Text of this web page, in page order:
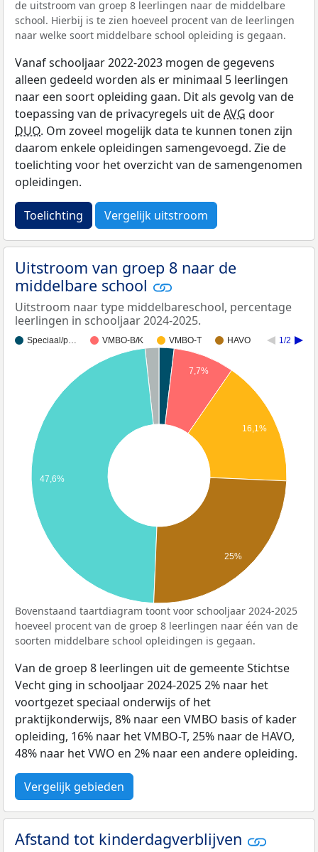
de uitstroom van groep 8 leerlingen naar de middelbare
school. Hierbij is te zien hoeveel procent van de leerlingen
naar welke soort middelbare school opleiding is gegaan.
Vanaf schooljaar 2022-2023 mogen de gegevens
alleen gedeeld worden als er minimaal 5 leerlingen
naar een soort opleiding gaan. Dit als gevolg van de
toepassing van de privacyregels uit deAVG door
DUO. Om zoveel mogelijk data te kunnen tonen zijn
daarom enkele opleidingen samengevoegd. Zie de
toelichting voor het overzicht van de samengenomen
opleidingen.
Toelichting Vergelijk uitstroom
Uitstroom van groep 8 naar de
middelbare school
Uitstroom naar type middelbareschool, percentage
leerlingen in schooljaar 2024-2025.
Speciaal/p… VMBO-B/K VMBO-T HAVO 1/2
7,7%
16,1%
47,6%
25%
Bovenstaand taartdiagram toont voor schooljaar 2024-2025
hoeveel procent van de groep 8 leerlingen naar één van de
soorten middelbare school opleidingen is gegaan.
Van de groep 8 leerlingen uit de gemeente Stichtse
Vecht ging in schooljaar 2024-2025 2% naar het
voortgezet speciaal onderwijs of het
praktijkonderwijs, 8% naar een VMBO basis of kader
opleiding, 16% naar het VMBO-T, 25% naar de HAVO,
48% naar het VWO en 2% naar een andere opleiding.
Vergelijk gebieden
Afstand tot kinderdagverblijven